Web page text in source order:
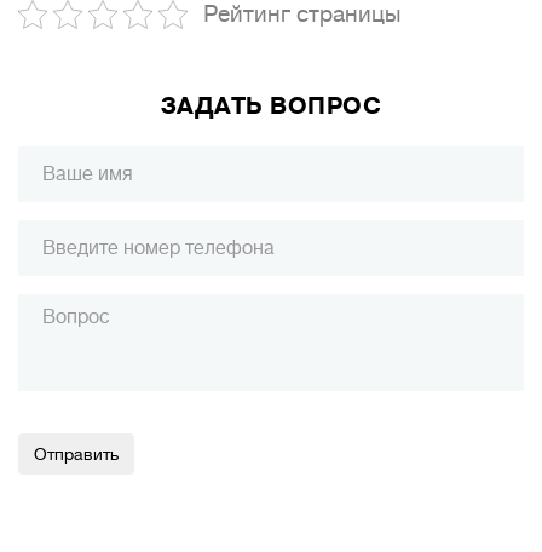
Рейтинг страницы
ЗАДАТЬ ВОПРОС